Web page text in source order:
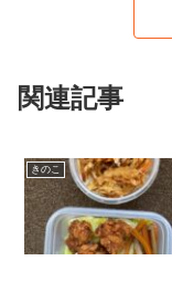
関連記事
きのこ